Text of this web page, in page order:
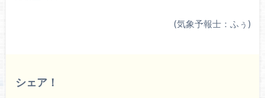
(気象予報士：ふぅ)
シェア！